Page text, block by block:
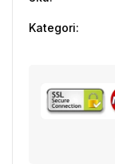
Kategori: